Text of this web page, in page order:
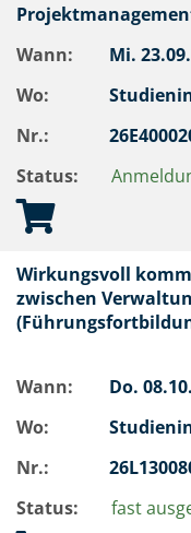
Wann:
Mi.
Wo:
Nr.:
Status:
Wirkungsvoll
zwischen
Wann: Do.
Wo:
Nr.:
Status:
fast